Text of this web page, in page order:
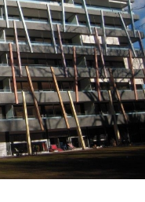
publics